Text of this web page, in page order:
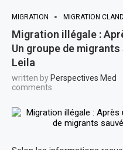
MIGRATION MIGRATION
Migration illégale :
Un groupe de
Leila
written by Perspectives Med
comments